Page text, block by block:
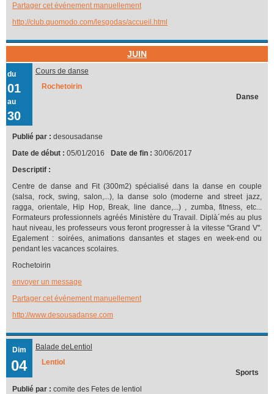
Partager cet événement manuellement
http://club.quomodo.com/lesgodas/accueil.html
JUIN
du
01
au
30
Cours de danse
Rochetoirin
Danse
Publié par : desousadanse
Date de début : 05/01/2016 Date de fin : 30/06/2017
Descriptif :
Centre de danse and Fit (300m2) spécialisé dans la danse en couple
(salsa, rock, swing, salon,...), la danse solo (moderne and street jazz,
ragga, orientale, Hip Hop, Break, line dance,...) , zumba, fitness, etc...
Formateurs professionnels agréés Ministère du Travail. Diplà´més au plus
haut niveau, les professeurs vous feront progresser à la vitesse ''Grand V''.
Egalement : soirées, animations dansantes et stages en week-end ou
pendant les vacances scolaires.
Rochetoirin
envoyer un message
Partager cet événement manuellement
http://www.desousadanse.com
Dim
04
Balade deLentiol
Lentiol
Sports
Publié par : comite des Fetes de lentiol